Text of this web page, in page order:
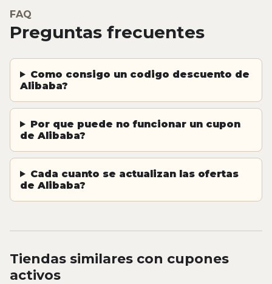
FAQ
Preguntas frecuentes
Como consigo un codigo descuento de
Alibaba?
Por que puede no funcionar un cupon
de Alibaba?
Cada cuanto se actualizan las ofertas
de Alibaba?
Tiendas similares con cupones
activos